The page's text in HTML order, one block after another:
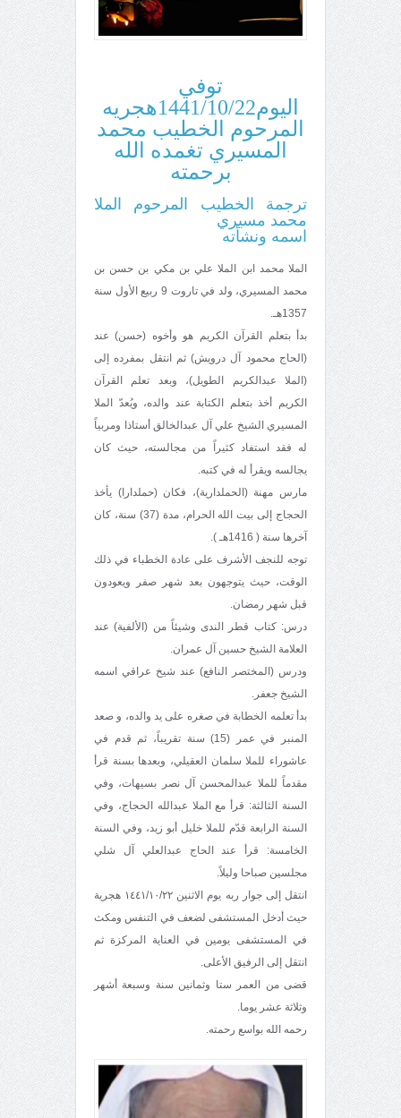
توفي
اليوم1441/10/22هجريه
المرحوم الخطيب محمد
المسيري تغمده الله
برحمته
ترجمة الخطيب المرحوم الملا
محمد مسيري
اسمه ونشأته
الملا محمد ابن الملا علي بن مكي بن حسن بن
محمد المسيري، ولد في تاروت 9 ربيع الأول سنة
1357هـ.
بدأ بتعلم القرآن الكريم هو وأخوه (حسن) عند
(الحاج محمود آل درويش) ثم انتقل بمفرده إلى
(الملا عبدالكريم الطويل)، وبعد تعلم القرآن
الكريم أخذ بتعلم الكتابة عند والده، ويُعدّ الملا
المسيري الشيخ علي آل عبدالخالق أستاذا ومربياً
له فقد استفاد كثيراً من مجالسته، حيث كان
يجالسه ويقرأ له في كتبه.
مارس مهنة (الحملدارية)، فكان (حملدارا) يأخذ
الحجاج إلى بيت الله الحرام، مدة (37) سنة، كان
آخرها سنة ( 1416هـ ).
توجه للنجف الأشرف على عادة الخطباء في ذلك
الوقت، حيث يتوجهون بعد شهر صفر ويعودون
قبل شهر رمضان.
درس: كتاب قطر الندى وشيئاً من (الألفية) عند
العلامة الشيخ حسين آل عمران.
ودرس (المختصر النافع) عند شيخ عراقي اسمه
الشيخ جعفر.
بدأ تعلمه الخطابة في صغره على يد والده، و صعد
المنبر في عمر (15) سنة تقريباً، ثم قدم في
عاشوراء للملا سلمان العقيلي، وبعدها بسنة قرأ
مقدماً للملا عبدالمحسن آل نصر بسيهات، وفي
السنة الثالثة: قرأ مع الملا عبدالله الحجاج، وفي
السنة الرابعة قدّم للملا خليل أبو زيد، وفي السنة
الخامسة: قرأ عند الحاج عبدالعلي آل شلي
مجلسين صباحا وليلاً.
انتقل إلى جوار ربه يوم الاثنين ١٤٤١/١٠/٢٢ هجرية
حيث أدخل المستشفى لضعف في التنفس ومكث
في المستشفى يومين في العناية المركزة ثم
انتقل إلى الرفيق الأعلى.
قضى من العمر ستا وثمانين سنة وسبعة أشهر
وثلاثة عشر يوما.
رحمه الله بواسع رحمته.